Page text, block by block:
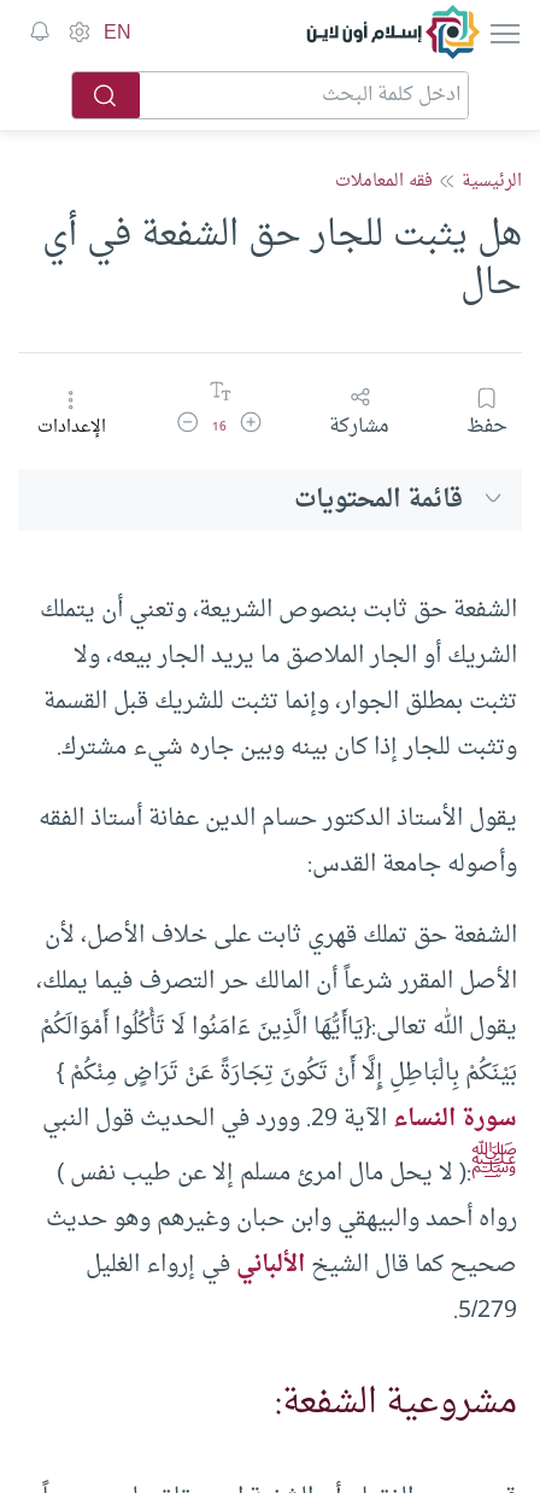
إسلام أون لاين EN
الرئيسية فقه المعاملات
هل يثبت للجار حق الشفعة في أي
حال
حفظ مشاركة زيادة حجم الخط
16 تقليل حجم الخطالإعدادات
قائمة المحتويات
الشفعة حق ثابت بنصوص الشريعة، وتعني أن يتملك
الشريك أو الجار الملاصق ما يريد الجار بيعه، ولا
تثبت بمطلق الجوار، وإنما تثبت للشريك قبل القسمة
وتثبت للجار إذا كان بينه وبين جاره شيء مشترك.
يقول الأستاذ الدكتور حسام الدين عفانة أستاذ الفقه
وأصوله جامعة القدس:
الشفعة حق تملك قهري ثابت على خلاف الأصل، لأن
الأصل المقرر شرعاً أن المالك حر التصرف فيما يملك،
يقول الله تعالى:{يَاأَيُّهَا الَّذِينَ ءَامَنُوا لَا تَأْكُلُوا أَمْوَالَكُمْ
بَيْنَكُمْ بِالْبَاطِلِ إِلَّا أَنْ تَكُونَ تِجَارَةً عَنْ تَرَاضٍ مِنْكُمْ }
سورة النساءالآية 29. وورد في الحديث قول النبي
ﷺ:( لا يحل مال امرئ مسلم إلا عن طيب نفس )
رواه أحمد والبيهقي وابن حبان وغيرهم وهو حديث
صحيح كما قال الشيخالألبانيفي إرواء الغليل
5/279.
مشروعية الشفعة: